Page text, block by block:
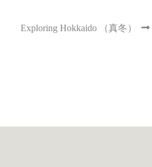
Exploring Hokkaido （真冬）